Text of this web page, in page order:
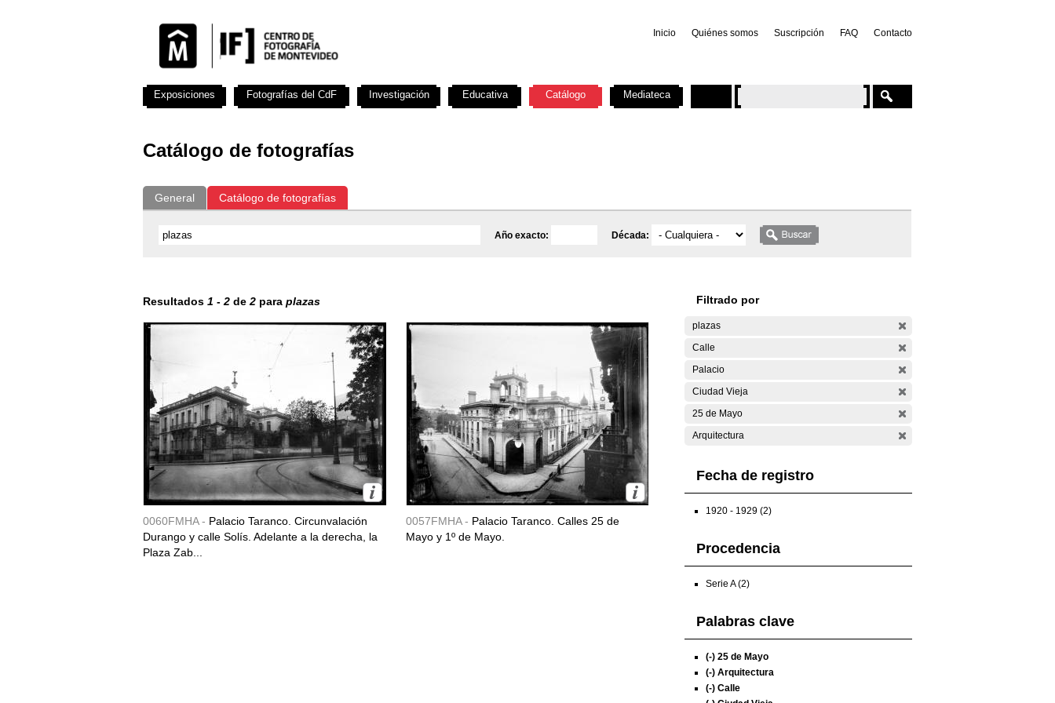
Inicio Quiénes somos Suscripción FAQ Contacto
Catálogo de fotografías
General Catálogo de fotografías
Año exacto: Década:
Resultados 1 - 2 de 2 para plazas
0060FMHA - Palacio Taranco. Circunvalación
Durango y calle Solís. Adelante a la derecha, la
Plaza Zab...
0057FMHA - Palacio Taranco. Calles 25 de
Mayo y 1º de Mayo.
Filtrado por
plazas
Calle
Palacio
Ciudad Vieja
25 de Mayo
Arquitectura
Fecha de registro
1920 - 1929 (2)
Procedencia
Serie A (2)
Palabras clave
(-) 25 de Mayo
(-) Arquitectura
(-) Calle
Exposiciones Fotografías del CdF Investigación Educativa Catálogo Mediateca